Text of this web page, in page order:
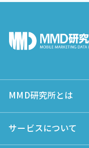
MMD研究所とは
サービスについて